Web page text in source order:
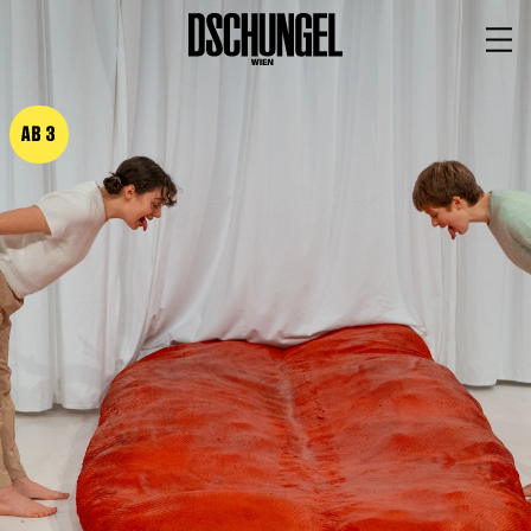
Spielplan
Vorstellungen
Festivals
Wild & Schön Festival
Available for Touring
Archiv
MITSPIELEN
AB 3